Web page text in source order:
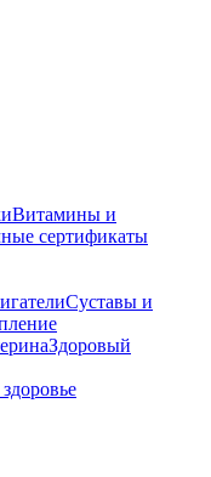
Витамины и
сертификаты
Суставы и
Здоровый